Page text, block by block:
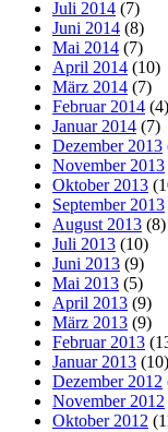
Juli 2014 (7)
Juni 2014 (8)
Mai 2014 (7)
April 2014 (10)
März 2014 (7)
Februar 2014 (4)
Januar 2014 (7)
Dezember 2013
November 2013
Oktober 2013
September 2013
August 2013 (8)
Juli 2013 (10)
Juni 2013 (9)
Mai 2013 (5)
April 2013 (9)
März 2013 (9)
Februar 2013
Januar 2013 (10)
Dezember 2012
November 2012
Oktober 2012